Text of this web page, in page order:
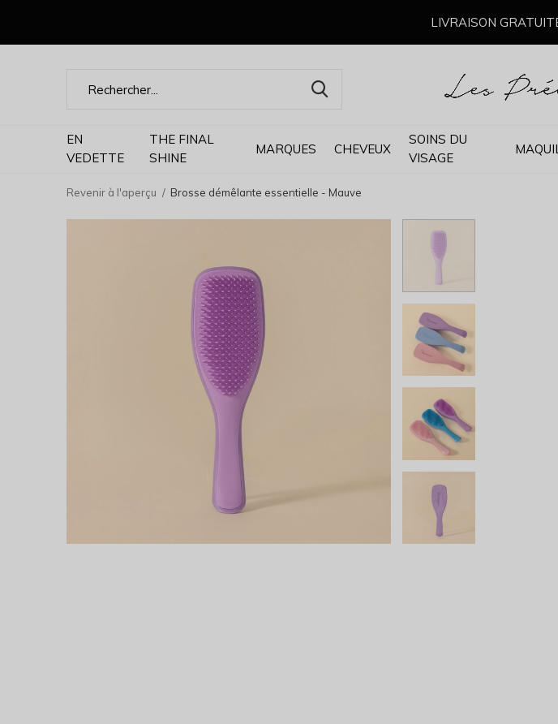
EN
VEDETTE
THE FINAL
SHINE
MARQUES CHEVEUX
SOINS DU
VISAGE
LIVRAISON
Revenir à l'aperçu Brosse démêlante essentielle - Mauve